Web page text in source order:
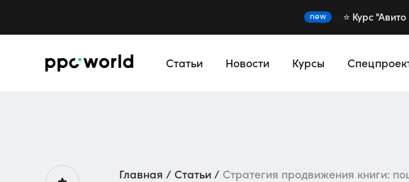
new ⭐️ Курс
Статьи Новости Курсы
Главная Статьи Стратегия продвижения книги: